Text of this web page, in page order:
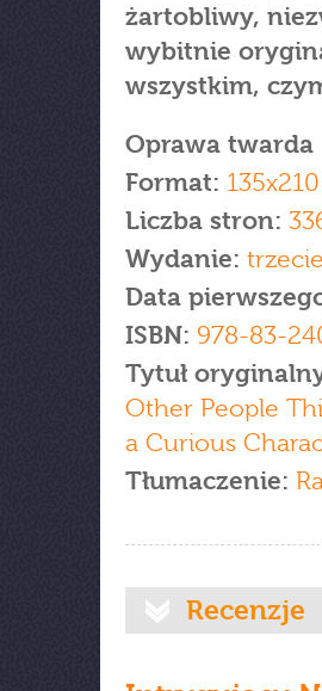
żartobliwy,
wybitnie
wszystkim,
Oprawa twarda
Format: 135x210
Liczba stron:
Wydanie: trzecie
Data
ISBN: 978-83-
Tytuł
Other People
a Curious
Tłumaczenie:
Recenzje